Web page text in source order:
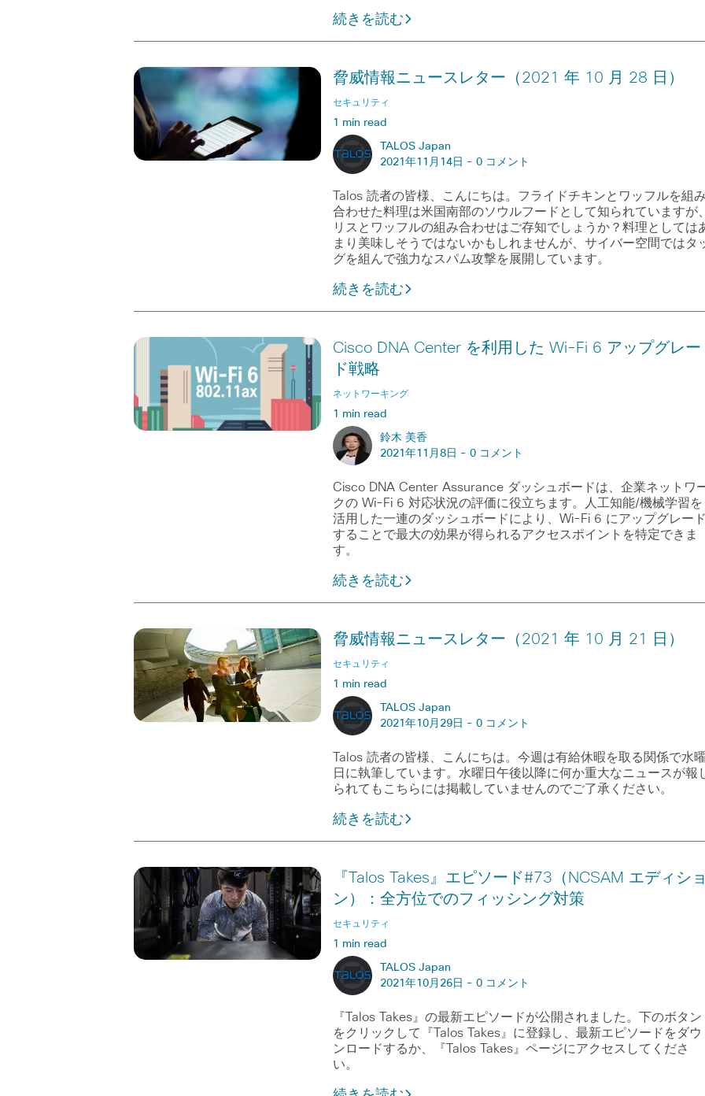
続きを読む
脅威情報ニュースレター（2021 年 10 月 28 日）
セキュリティ
1 min read
TALOS Japan
2021年11月14日 - 0 コメント
Talos 読者の皆様、こんにちは。フライドチキンとワッフルを組み
合わせた料理は米国南部のソウルフードとして知られていますが、
リスとワッフルの組み合わせはご存知でしょうか？料理としては
まり美味しそうではないかもしれませんが、サイバー空間ではタ
グを組んで強力なスパム攻撃を展開しています。
続きを読む
Cisco DNA Center を利用した Wi-Fi 6 アップグレー
ド戦略
ネットワーキング
1 min read
鈴木 美香
2021年11月8日 - 0 コメント
Cisco DNA Center Assurance ダッシュボードは、企業ネットワ
クの Wi-Fi 6 対応状況の評価に役立ちます。人工知能/機械学習を
活用した一連のダッシュボードにより、Wi-Fi 6 にアップグレード
することで最大の効果が得られるアクセスポイントを特定できま
す。
続きを読む
脅威情報ニュースレター（2021 年 10 月 21 日）
セキュリティ
1 min read
TALOS Japan
2021年10月29日 - 0 コメント
Talos 読者の皆様、こんにちは。今週は有給休暇を取る関係で水曜
日に執筆しています。水曜日午後以降に何か重大なニュースが報
られてもこちらには掲載していませんのでご了承ください。
続きを読む
『Talos Takes』エピソード#73（NCSAM エディショ
ン）：全方位でのフィッシング対策
セキュリティ
1 min read
TALOS Japan
2021年10月26日 - 0 コメント
『Talos Takes』の最新エピソードが公開されました。下のボタン
をクリックして『Talos Takes』に登録し、最新エピソードをダウ
ンロードするか、『Talos Takes』ページにアクセスしてくださ
い。